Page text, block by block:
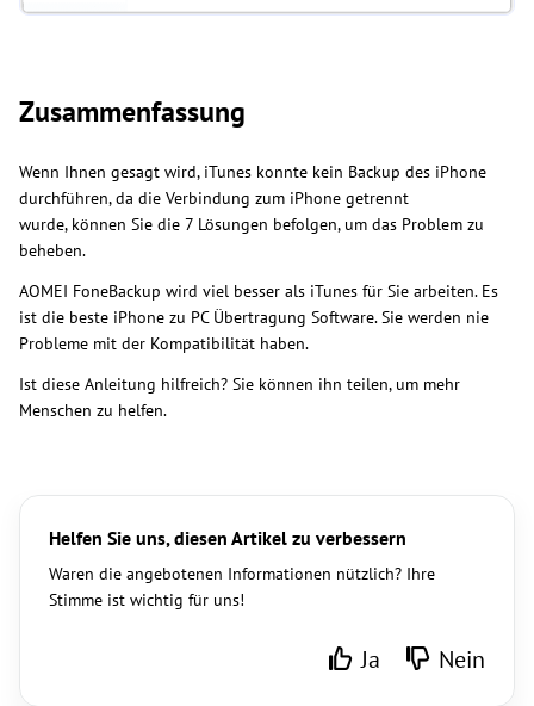
Zusammenfassung
Wenn Ihnen gesagt wird, iTunes konnte kein Backup des iPhone
durchführen, da die Verbindung zum iPhone getrennt
wurde, können Sie die 7 Lösungen befolgen, um das Problem zu
beheben.
AOMEI FoneBackup wird viel besser als iTunes für Sie arbeiten. Es
ist die beste iPhone zu PC Übertragung Software. Sie werden nie
Probleme mit der Kompatibilität haben.
Ist diese Anleitung hilfreich? Sie können ihn teilen, um mehr
Menschen zu helfen.
Helfen Sie uns, diesen Artikel zu verbessern
Waren die angebotenen Informationen nützlich? Ihre
Stimme ist wichtig für uns!
Ja Nein